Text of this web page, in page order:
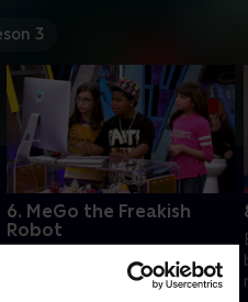
3
6. MeGo the Freakish
Robot
Babe og Kenzies skoleprojekt
bliver det mest populære